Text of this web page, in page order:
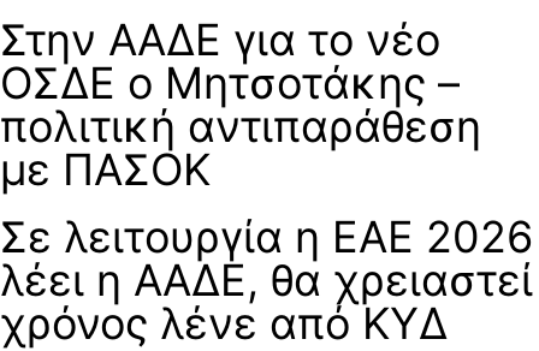
Στην ΑΑΔΕ για το νέο
ΟΣΔΕ ο Μητσοτάκης –
πολιτική αντιπαράθεση
με ΠΑΣΟΚ
Σε λειτουργία η ΕΑΕ 2026
λέει η ΑΑΔΕ, θα χρειαστεί
χρόνος λένε από ΚΥΔ